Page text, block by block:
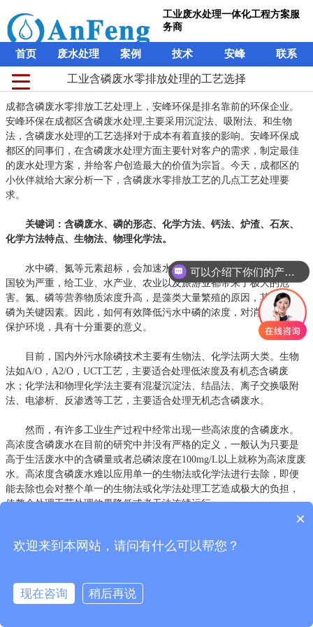
工业废水处理一体化工程方案服
务商
首页 废水处理 案例 技术 安峰 联系
工业含磷废水零排放处理的工艺选择
成都含磷废水零排放工艺处理上，安峰环保是排名靠前的环保企业。
安峰环保在成都区含磷废水处理,主要采用沉淀法、吸附法、和生物
法，含磷废水处理的工艺选择对于成本有着直接的影响。安峰环保成
都区的同事们，在含磷废水处理方面主要针对客户的需求，制定最佳
的废水处理方案，并给客户创造最大的价值为宗旨。今天，成都区的
小伙伴就给大家分析一下，含磷废水零排放工艺的几点工艺处理要
求。
关键词：含磷废水、磷的形态、化学方法、钙法、炉渣、石灰、
化学方法特点、生物法、物理化学法。
水中磷、氮等元素超标，会加速水体的富营养化，这种现象在我
国较为严重，给工业、水产业、农业以及旅游业都带来了极大的危
害。氮、磷等营养物质浓度升高，是藻类大量繁殖的原因，其中又以
磷为关键因素。因此，如何有效降低污水中磷的浓度，对消除污染，
保护环境，具有十分重要的意义。
目前，国内外污水除磷技术主要有生物法、化学法两大类。生物
法如A/O，A2/O，UCT工艺，主要适合处理低浓度及有机态含磷废
水；化学法和物理化学法主要有混凝沉淀法、结晶法、离子交换吸附
法、电渗析、反渗透等工艺，主要适合处理无机态含磷废水。
然而，有许多工业生产过程中经常出现一些高浓度的含磷废水。
高浓度含磷废水在目前的研究中并没有严格的定义，一般认为只要是
高于生活废水中的含磷量或者总磷浓度在100mg/L以上就称为高浓度废
水。高浓度含磷废水难以应用单一的生物法或化学法进行去除，即便
能去除也会对整个单一的生物法或化学法处理工艺造成极大的负担，
使整个处理工艺处理效果降低或者无法连续运行。
磷含量较低。有调查表明，降雨中磷浓度平均值低于O．04mg／L，降
雪中低于O．02mg／L。以生活污水为例，每人每天磷排放量大约在
可以介绍下你们的产品么？
×
欢迎来到本网站，请问有什么可以帮您？
现在咨询 稍后再说